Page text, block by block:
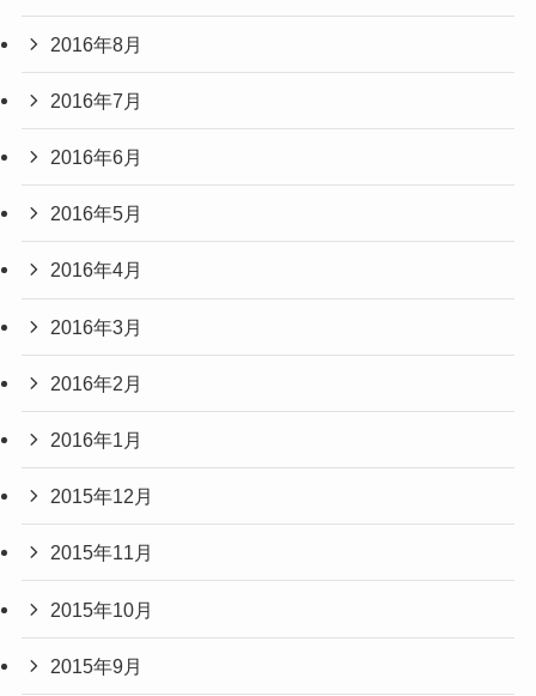
2016年8月
2016年7月
2016年6月
2016年5月
2016年4月
2016年3月
2016年2月
2016年1月
2015年12月
2015年11月
2015年10月
2015年9月